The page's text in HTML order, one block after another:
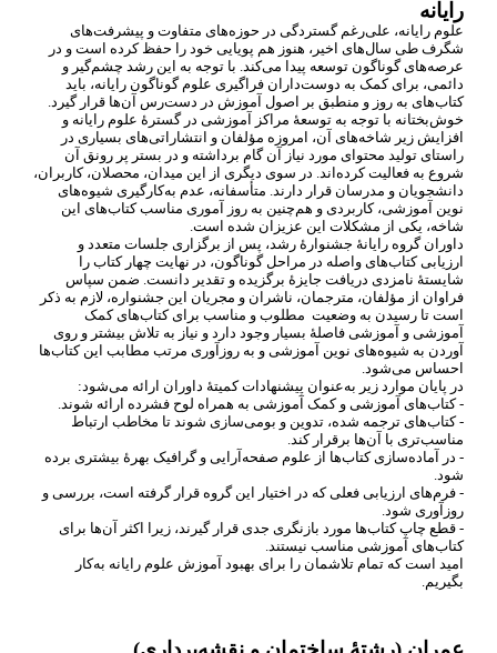
رایانه
علوم رایانه، علیرغم گستردگی در حوزههای متفاوت و پیشرفتهای
شگرف طی سالهای اخیر، هنوز هم پویایی خود را حفظ کرده است و در
عرصههای گوناگون توسعه پیدا میکند. با توجه به این رشد چشمگیر و
دائمی، برای کمک به دوستداران فراگیری علوم گوناگون رایانه، باید
کتابهای به روز و منطبق بر اصول آموزش در دسترس آنها قرار گیرد.
خوشبختانه با توجه به توسعۀ مراکز آموزشی در گسترۀ علوم رایانه و
افزایش زیر شاخههای آن، امروزه مؤلفان و انتشاراتیهای بسیاری در
راستای تولید محتوای مورد نیاز آن گام برداشته و در بستر پر رونق آن
شروع به فعالیت کرده اند. در سوی دیگری از این میدان، محصلان، کاربران،
دانشجویان و مدرسان قرار دارند. متأسفانه، عدم بهکارگیری شیوههای
نوین آموزشی، کاربردی و همچنین به روز آموری مناسب کتابهای این
شاخه، یکی از مشکلات این عزیزان شده است.
داوران گروه رایانۀ جشنوارۀ رشد، پس از برگزاری جلسات متعدد و
ارزیابی کتابهای واصله در مراحل گوناگون، در نهایت چهار کتاب را
شایستۀ نامزدی دریافت جایزۀ برگزیده و تقدیر دانست. ضمن سپاس
فراوان از مؤلفان، مترجمان، ناشران و مجریان این جشنواره، لازم به ذکر
است تا رسیدن به وضعیت مطلوب و مناسب برای کتابهای کمک
آموزشی و آموزشی فاصلۀ بسیار وجود دارد و نیاز به تلاش بیشتر و روی
آوردن به شیوههای نوین آموزشی و به روزآوری مرتب مطابب این کتابها
احساس میشود.
در پایان موارد زیر بهعنوان پیشنهادات کمیتۀ داوران ارائه میشود:
- کتابهای آموزشی و کمک آموزشی به همراه لوح فشرده ارائه شوند.
- کتابهای ترجمه شده، تدوین و بومیسازی شوند تا مخاطب ارتباط
مناسبتری با آنها برقرار کند.
- در آمادهسازی کتابها از علوم صفحه آرایی و گرافیک بهرۀ بیشتری برده
شود.
- فرمهای ارزیابی فعلی که در اختیار این گروه قرار گرفته است، بررسی و
روزآوری شود.
- قطع چاپ کتابها مورد بازنگری جدی قرار گیرند، زیرا اکثر آنها برای
کتابهای آموزشی مناسب نیستند.
امید است که تمام تلاشمان را برای بهبود آموزش علوم رایانه بهکار
بگیریم.